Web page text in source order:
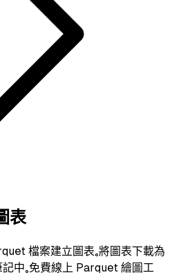
表
檔案建立圖表。將圖表下載為
中。免費線上 Parquet 繪圖工